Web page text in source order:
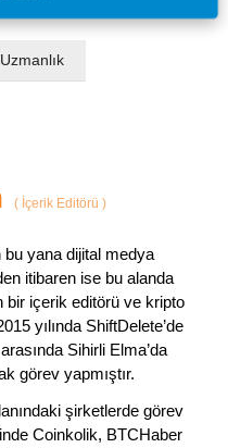
(İçerik Editörü )
bu yana dijital medya
itibaren ise bu alanda
bir içerik editörü ve kripto
yılında ShiftDelete’de
Sihirli Elma’da
görev yapmıştır.
şirketlerde görev
Coinkolik, BTCHaber